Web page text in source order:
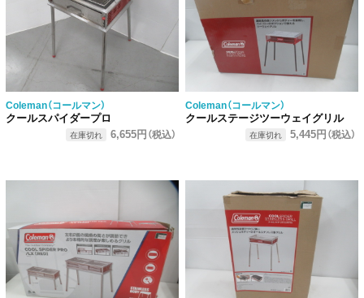
Coleman（コールマン）
クールスパイダープロ
在庫切れ 6,655円（税込）
Coleman（コールマン）
クールステージツーウェイグリル
在庫切れ 5,445円（税込）